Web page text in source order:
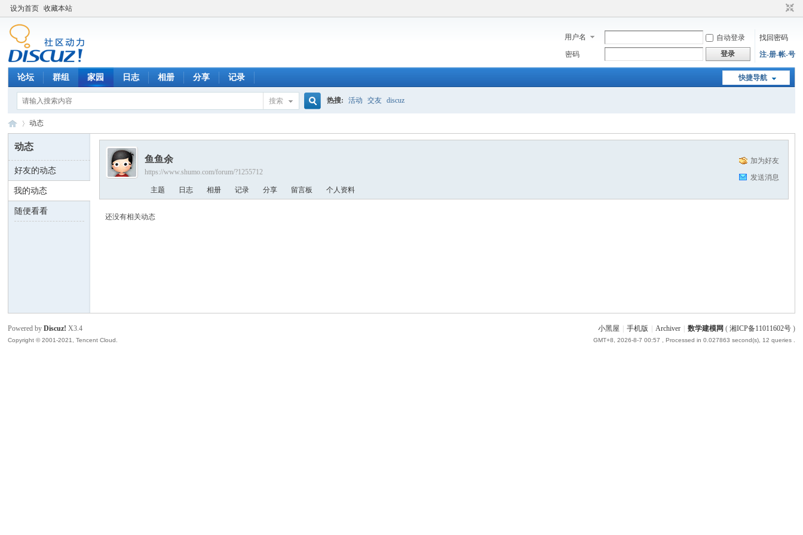
设为首页 收藏本站
用户名 自动登录
找回密码
密码
登录 注-册-帐-号
快捷导航
论坛 群组 家园 日志 相册 分享 记录
搜索 热搜: 活动 交友 discuz
数 ›
动态
动态
好友的动态
我的动态
随便看看
加为好友
发送消息
鱼鱼余
https://www.shumo.com/forum/?1255712
主题 日志 相册 记录 分享 留言板 个人资料
还没有相关动态
小黑屋 手机版 Archiver 数学建模网 ( 湘ICP备11011602号)
GMT+8, 2026-8-7 00:57 , Processed in 0.027863 second(s), 12 queries .
Powered byDiscuz! X3.4
Copyright © 2001-2021, Tencent Cloud.